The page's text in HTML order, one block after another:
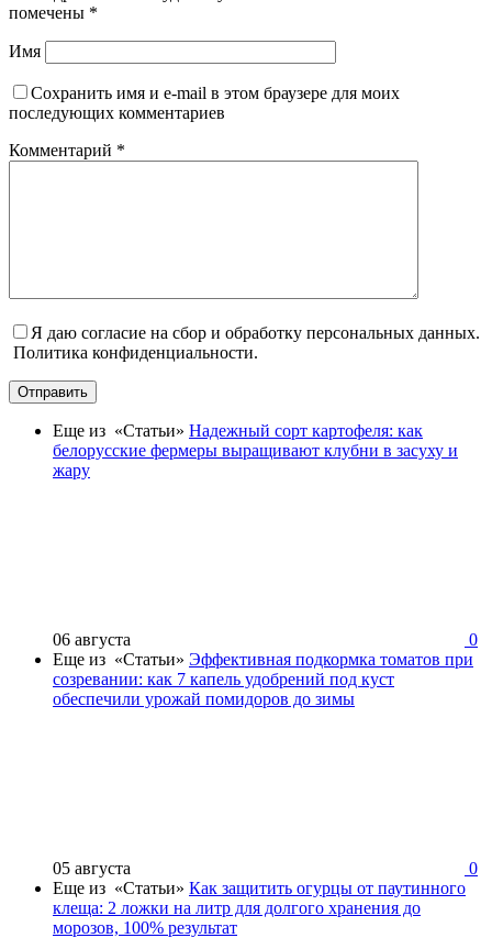
помечены *
Имя
Сохранить имя и e-mail в этом браузере для моих
последующих комментариев
Комментарий *
Я даю согласие на сбор и обработку персональных данных.
Политика конфиденциальности.
Отправить
Еще из «Статьи» Надежный сорт картофеля: как
белорусские фермеры выращивают клубни в засуху и
жару
06 августа
0
Еще из «Статьи» Эффективная подкормка томатов при
созревании: как 7 капель удобрений под куст
обеспечили урожай помидоров до зимы
05 августа
0
Еще из «Статьи» Как защитить огурцы от паутинного
клеща: 2 ложки на литр для долгого хранения до
морозов, 100% результат